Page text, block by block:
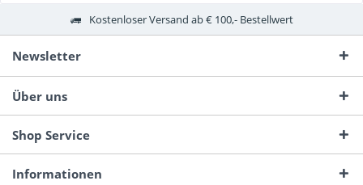
Kostenloser Versand ab € 100,- Bestellwert
Newsletter
Über uns
Shop Service
Informationen